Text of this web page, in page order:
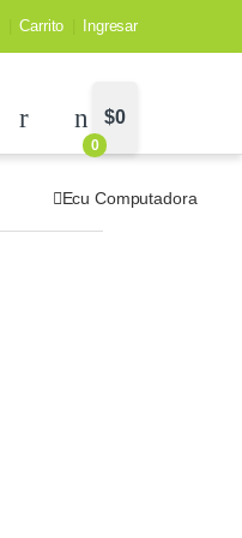
Carrito Ingresar
0
$0
Ecu Computadora